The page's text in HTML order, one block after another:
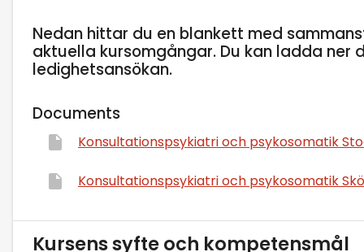
Nedan hittar du en blankett med
aktuella kursomgångar. Du kan ladda ner
ledighetsansökan.
Documents
Konsultationspsykiatri och psykosomatik
Konsultationspsykiatri och psykosomatik
Kursens syfte och kompetensmål